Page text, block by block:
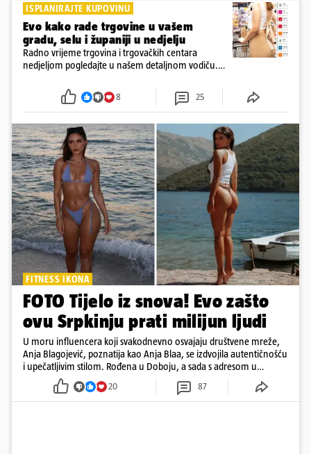
ISPLANIRAJTE KUPOVINU
Evo kako rade trgovine u vašem
gradu, selu i županiji u nedjelju
Radno vrijeme trgovina i trgovačkih centara
nedjeljom pogledajte u našem detaljnom vodiču.
i šoping centri sami biraju koje će to nedjelje biti
8 25
FITNESS IKONA
FOTO Tijelo iz snova! Evo zašto
ovu Srpkinju prati milijun ljudi
U moru influencera koji svakodnevno osvajaju društvene mreže,
Anja Blagojević, poznatija kao Anja Blaa, se izdvojila autentičnošću
i upečatljivim stilom. Rođena u Doboju, a sada s adresom u
Dubaiju, Anja je spoj glamura, discipline i mladenačke energije
20 87